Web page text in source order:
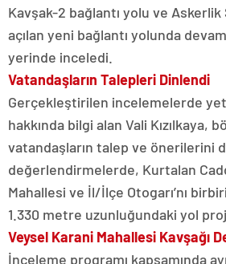
Kavşak-2 bağlantı yolu ve Askerlik
açılan yeni bağlantı yolunda
yerinde inceledi.
Vatandaşların Talepleri Dinlendi
Gerçekleştirilen incelemelerde
hakkında bilgi alan Vali Kızılkaya,
vatandaşların talep ve önerilerini
değerlendirmelerde, Kurtalan
Mahallesi ve İl/İlçe Otogarı’nı
1.330 metre uzunluğundaki yol
Veysel Karani Mahallesi Kavşağı
İnceleme programı kapsamında